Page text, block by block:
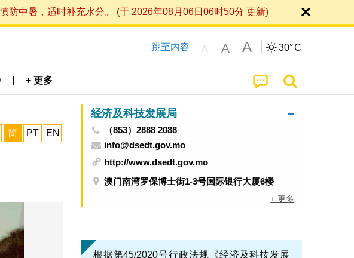
防中暑，适时补充水分。 (于 2026年08月06日06时50分 更新)
跳至内容 A A A 30°C
+ 更多
简 PT EN
经济及科技发展局
（853）2888 2088
info@dsedt.gov.mo
http://www.dsedt.gov.mo
澳门南湾罗保博士街1-3号国际银行大厦6楼
+ 更多
根据第45/2020号行政法规《经济及科技发展